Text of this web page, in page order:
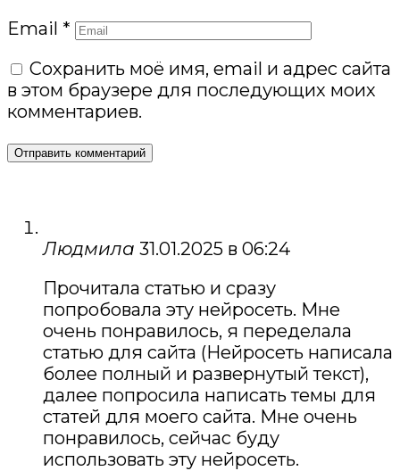
Email *
Сохранить моё имя, email и адрес сайта
в этом браузере для последующих моих
комментариев.
Людмила 31.01.2025 в 06:24
Прочитала статью и сразу
попробовала эту нейросеть. Мне
очень понравилось, я переделала
статью для сайта (Нейросеть написала
более полный и развернутый текст),
далее попросила написать темы для
статей для моего сайта. Мне очень
понравилось, сейчас буду
использовать эту нейросеть.